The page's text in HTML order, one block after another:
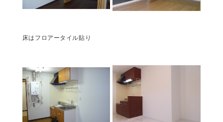
床はフロアータイル貼り